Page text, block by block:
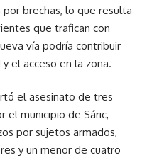
brechas, lo que resulta
que trafican con
vía podría contribuir
el acceso en la zona.
el asesinato de tres
el municipio de Sáric,
por sujetos armados,
y un menor de cuatro